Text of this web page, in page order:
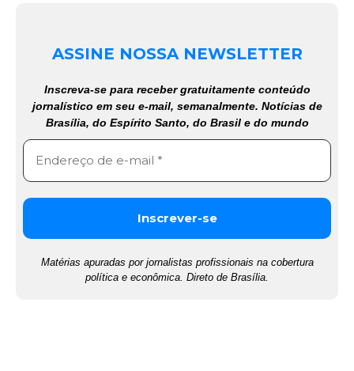
ASSINE NOSSA NEWSLETTER
Inscreva-se para receber gratuitamente conteúdo
jornalístico em seu e-mail, semanalmente. Notícias de
Brasília, do Espírito Santo, do Brasil e do mundo
Matérias apuradas por jornalistas profissionais na cobertura
política e econômica. Direto de Brasília.